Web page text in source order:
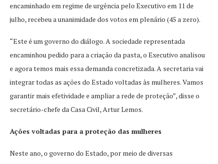
encaminhado em regime de urgência pelo Executivo em 11 de
julho, recebeu a unanimidade dos votos em plenário (45 a zero).
“Este é um governo do diálogo. A sociedade representada
encaminhou pedido para a criação da pasta, o Executivo analisou
e agora temos mais essa demanda concretizada. A secretaria vai
integrar todas as ações do Estado voltadas às mulheres. Vamos
garantir mais efetividade e ampliar a rede de proteção”, disse o
secretário-chefe da Casa Civil, Artur Lemos.
Ações voltadas para a proteção das mulheres
Neste ano, o governo do Estado, por meio de diversas